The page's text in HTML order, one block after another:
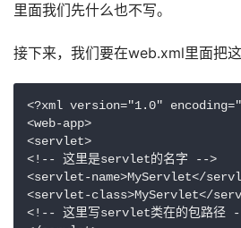
里面我们先什么也不写。
接下来，我们要在web.xml里面把
<?xml version="1.0"
<web-app>
<servlet>
<!-- 这里是servlet的名字 -->
<servlet-name>MyServlet</
<servlet-class>MyServlet</
<!-- 这里写servlet类在的包路径